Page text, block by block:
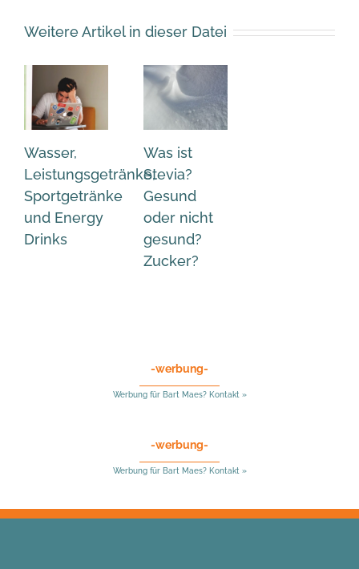
Weitere Artikel in dieser Datei
Wasser,
Leistungsgetränke,
Sportgetränke
und Energy
Drinks
Was ist
Stevia?
Gesund
oder nicht
gesund?
Zucker?
-werbung-
Werbung für Bart Maes? Kontakt »
-werbung-
Werbung für Bart Maes? Kontakt »